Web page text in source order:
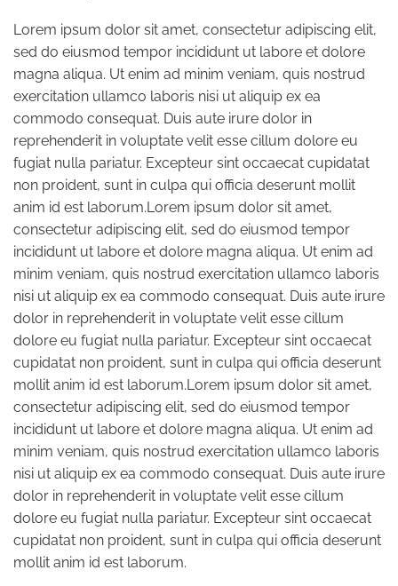
Lorem ipsum dolor sit amet, consectetur adipiscing elit,
sed do eiusmod tempor incididunt ut labore et dolore
magna aliqua. Ut enim ad minim veniam, quis nostrud
exercitation ullamco laboris nisi ut aliquip ex ea
commodo consequat. Duis aute irure dolor in
reprehenderit in voluptate velit esse cillum dolore eu
fugiat nulla pariatur. Excepteur sint occaecat cupidatat
non proident, sunt in culpa qui officia deserunt mollit
anim id est laborum.Lorem ipsum dolor sit amet,
consectetur adipiscing elit, sed do eiusmod tempor
incididunt ut labore et dolore magna aliqua. Ut enim ad
minim veniam, quis nostrud exercitation ullamco laboris
nisi ut aliquip ex ea commodo consequat. Duis aute irure
dolor in reprehenderit in voluptate velit esse cillum
dolore eu fugiat nulla pariatur. Excepteur sint occaecat
cupidatat non proident, sunt in culpa qui officia deserunt
mollit anim id est laborum.Lorem ipsum dolor sit amet,
consectetur adipiscing elit, sed do eiusmod tempor
incididunt ut labore et dolore magna aliqua. Ut enim ad
minim veniam, quis nostrud exercitation ullamco laboris
nisi ut aliquip ex ea commodo consequat. Duis aute irure
dolor in reprehenderit in voluptate velit esse cillum
dolore eu fugiat nulla pariatur. Excepteur sint occaecat
cupidatat non proident, sunt in culpa qui officia deserunt
mollit anim id est laborum.